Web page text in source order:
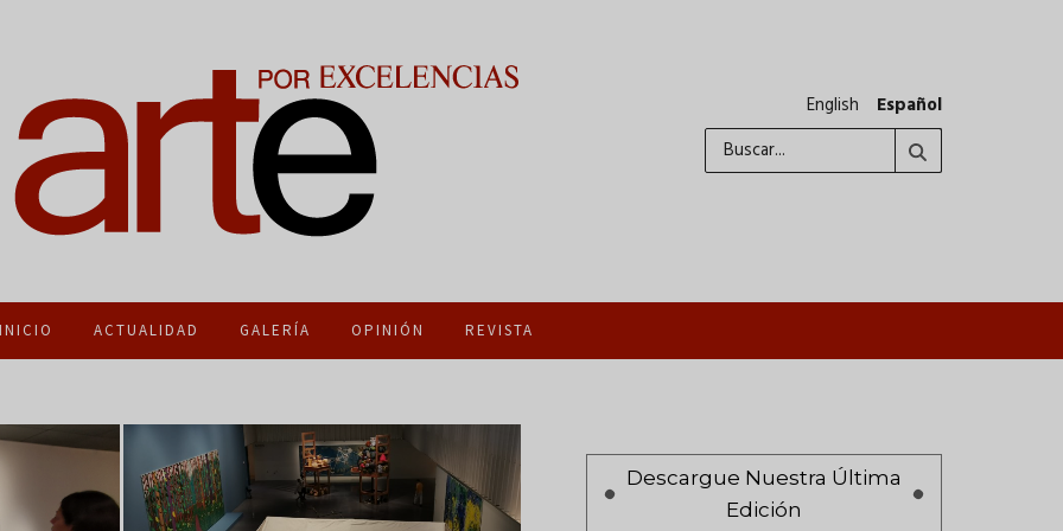
English
Español
INICIO ACTUALIDAD GALERÍA OPINIÓN REVISTA
Descargue Nuestra Última
Edición
Paginación